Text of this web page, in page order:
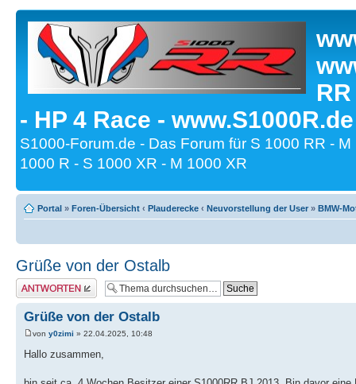
- HP 4 Race -
S1000-Forum.de - Das Forum für S 1000 RR -
1000 R - S 1000 XR - M 1000 XR
Portal » Foren-Übersicht ‹ Plauderecke ‹ Neuvorstellung der User » BMW-
Grüße von der Ostalb
Antwort erstellen
Grüße von der Ostalb
von y0zimi » 22.04.2025, 10:48
Hallo zusammen,